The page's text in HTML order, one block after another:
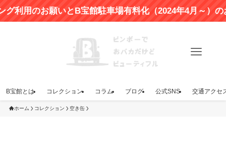
お願いとB宝館駐車場有料化（2024年4月～）のお知ら
B宝館とは コレクション コラム ブログ 公式SNS 交通アクセ
ホーム コレクション 空き缶